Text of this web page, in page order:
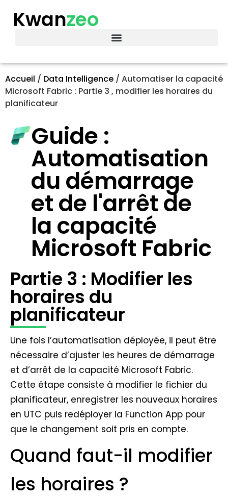
Kwanzeo
Accueil / Data Intelligence / Automatiser la capacité
Microsoft Fabric : Partie 3 , modifier les horaires du
planificateur
Guide :
Automatisation
du démarrage
et de l'arrêt de
la capacité
Microsoft Fabric
Partie 3 : Modifier les
horaires du
planificateur
Une fois l’automatisation déployée, il peut être
nécessaire d’ajuster les heures de démarrage
et d’arrêt de la capacité Microsoft Fabric.
Cette étape consiste à modifier le fichier du
planificateur, enregistrer les nouveaux horaires
en UTC puis redéployer la Function App pour
que le changement soit pris en compte.
Quand faut-il modifier
les horaires ?